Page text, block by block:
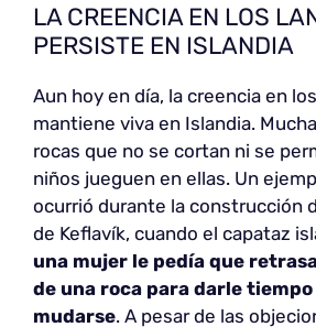
LA CREENCIA EN LOS
PERSISTE EN ISLANDIA
Aun hoy en día, la creencia en
mantiene viva en Islandia.
rocas que no se cortan ni se
niños jueguen en ellas. Un
ocurrió durante la construcción
de Keflavík, cuando el capataz
una mujer le pedía que
de una roca para darle
mudarse. A pesar de las